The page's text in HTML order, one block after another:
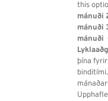
this
mánuði
mánuði
mánuði
þína